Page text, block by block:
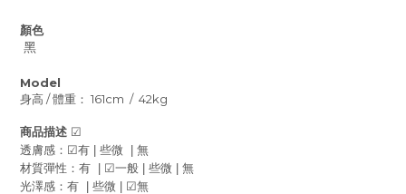
顏色
黑
Model
身高/體重： 161cm / 42kg
商品描述 ☑
透膚感： ☑有 些微
無
材質彈性：有
☑一般 些微
無
光澤感：有
些微 ☑無